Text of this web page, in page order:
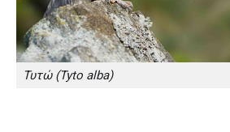
Τυτώ (Tyto alba)